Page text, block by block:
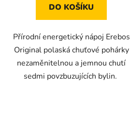
DO KOŠÍKU
Přírodní energetický nápoj Erebos
Original polaská chuťové pohárky
nezaměnitelnou a jemnou chutí
sedmi povzbuzujících bylin.